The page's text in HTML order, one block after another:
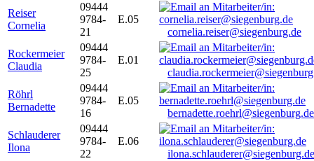
Reiser
Cornelia
09444
9784-
21
E.05
cornelia.reiser@siegenburg.de
Rockermeier
Claudia
09444
9784-
25
E.01
Röhrl
Bernadette
09444
9784-
16
E.05
bernadette.roehrl@siegenburg.de
Schlauderer
Ilona
09444
9784-
22
E.06
ilona.schlauderer@siegenburg.de